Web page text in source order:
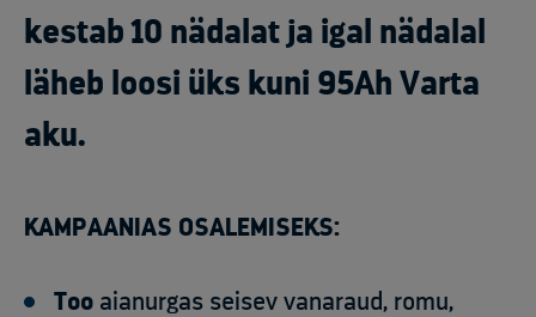
kestab 10 nädalat ja igal nädalal
läheb loosi üks kuni 95Ah Varta
aku.
KAMPAANIAS OSALEMISEKS:
Too aianurgas seisev vanaraud, romu,